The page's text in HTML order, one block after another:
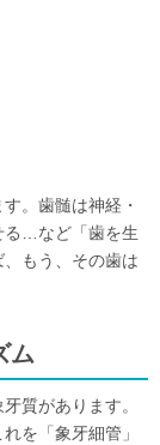
。歯髄は神経・
る…など「歯を生
もう、その歯は
ム
質があります。
を「象牙細管」